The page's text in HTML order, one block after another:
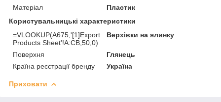
Матеріал
Пластик
Користувальницькі характеристики
=VLOOKUP(A675,'[1]Export
Products Sheet'!A:CB,50,0)
Верхівки на ялинку
Поверхня
Глянець
Країна реєстрації бренду
Україна
Приховати